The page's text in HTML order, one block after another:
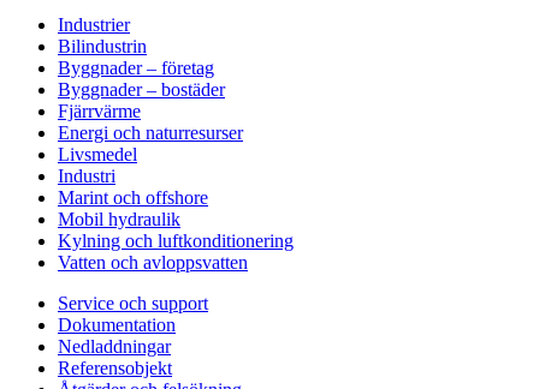
Industrier
Bilindustrin
Byggnader – företag
Byggnader – bostäder
Fjärrvärme
Energi och naturresurser
Livsmedel
Industri
Marint och offshore
Mobil hydraulik
Kylning och luftkonditionering
Vatten och avloppsvatten
Service och support
Dokumentation
Nedladdningar
Referensobjekt